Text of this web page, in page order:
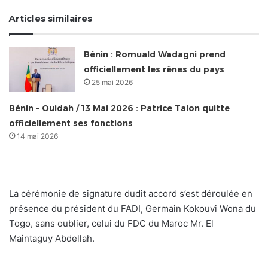
Articles similaires
Bénin : Romuald Wadagni prend
officiellement les rênes du pays
25 mai 2026
Bénin – Ouidah / 13 Mai 2026 : Patrice Talon quitte
officiellement ses fonctions
14 mai 2026
La cérémonie de signature dudit accord s’est déroulée en
présence du président du FADI, Germain Kokouvi Wona du
Togo, sans oublier, celui du FDC du Maroc Mr. El
Maintaguy Abdellah.